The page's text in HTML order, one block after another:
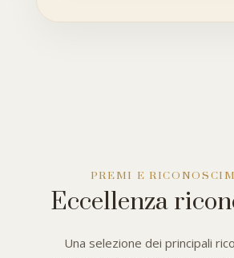
PREMI E
Eccellenza
Una selezione dei principali